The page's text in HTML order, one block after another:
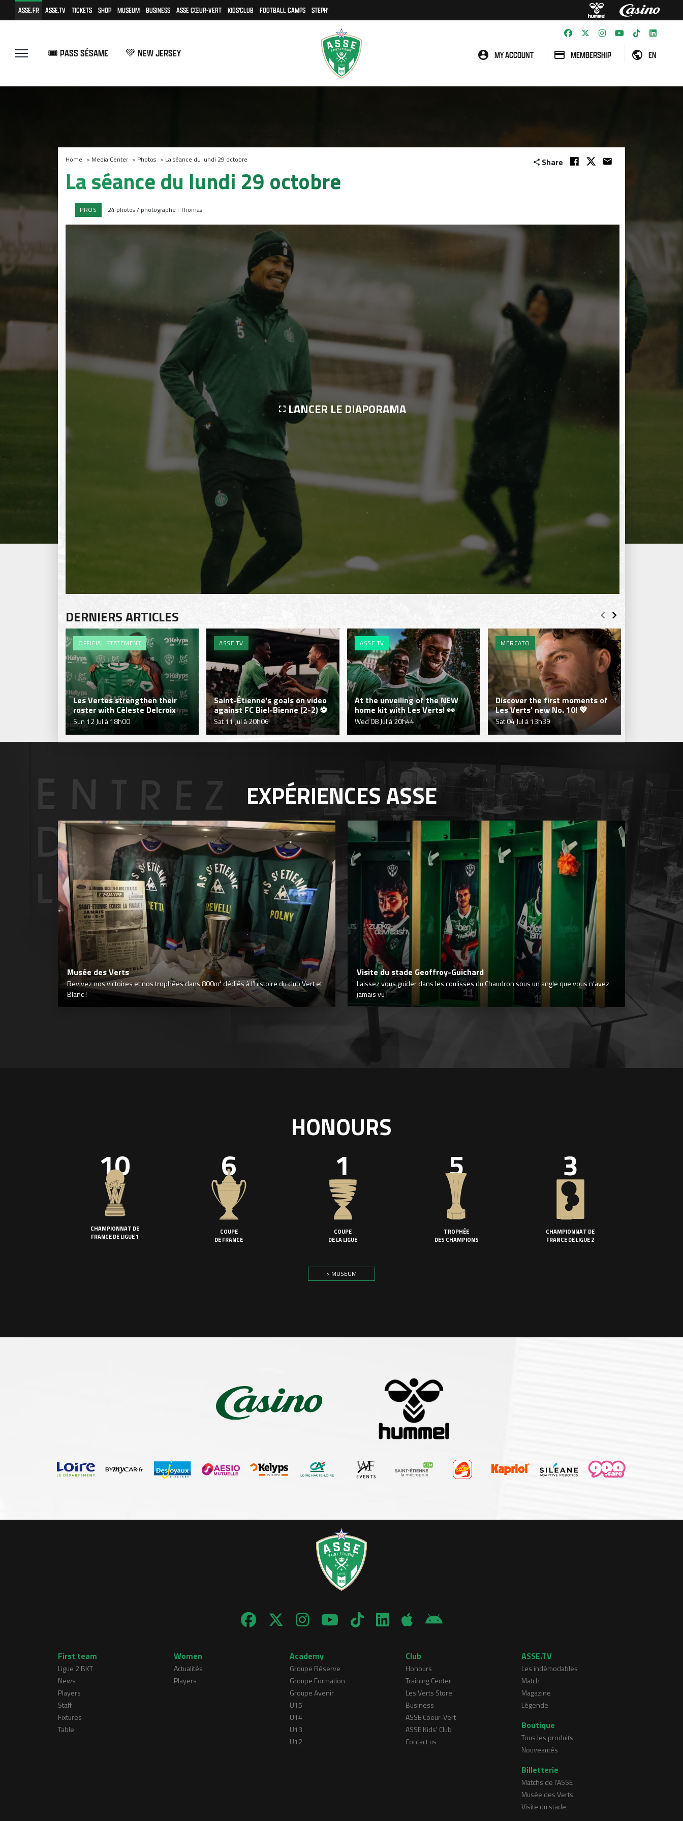
ASSE.FR ASSE.TV TICKETS SHOP MUSEUM BUSINESS ASSE CŒUR-VERT KIDS'CLUB FOOTBALL CAMPS STEPH'
🎟️ PASS SÉSAME 💚 NEW JERSEY MY ACCOUNT MEMBERSHIP EN
Home > Media Center > Photos > La séance du lundi 29 octobre Share
La séance du lundi 29 octobre
PROS 24 photos / photographe : Thomas
LANCER LE DIAPORAMA
DERNIERS ARTICLES
OFFICIAL STATEMENT
Les Vertes strengthen their
roster with Céleste Delcroix
Sun 12 Jul à 18h00
ASSE.TV
Saint-Étienne's goals on video
against FC Biel-Bienne (2-2) ⚽
Sat 11 Jul à 20h06
ASSE.TV
At the unveiling of the NEW
home kit with Les Verts! 👀
Wed 08 Jul à 20h44
MERCATO
Discover the first moments of
Les Verts' new No. 10! 💚
Sat 04 Jul à 13h39
EXPÉRIENCESASSE
Musée des Verts
Revivez nos victoires et nos trophées dans 800m² dédiés à l’histoire du club Vert et
Blanc !
Visite du stade Geoffroy-Guichard
Laissez vous guider dans les coulisses du Chaudron sous un angle que vous n’avez
jamais vu !
HONOURS
10
CHAMPIONNAT DE
FRANCE DE LIGUE 1
6
COUPE
DE FRANCE
1
COUPE
DE LA LIGUE
5
TROPHÉE
DES CHAMPIONS
3
CHAMPIONNAT DE
FRANCE DE LIGUE 2
> MUSEUM
First team
Ligue 2 BKT
News
Players
Staff
Fixtures
Table
Women
Actualités
Players
Academy
Groupe Réserve
Groupe Formation
Groupe Avenir
U15
U14
U13
U12
Club
Honours
Training Center
Les Verts Store
Business
ASSE Coeur-Vert
ASSE Kids' Club
Contact us
ASSE.TV
Les indémodables
Match
Magazine
Légende
Boutique
Tous les produits
Nouveautés
Billetterie
Matchs de l'ASSE
Musée des Verts
Visite du stade